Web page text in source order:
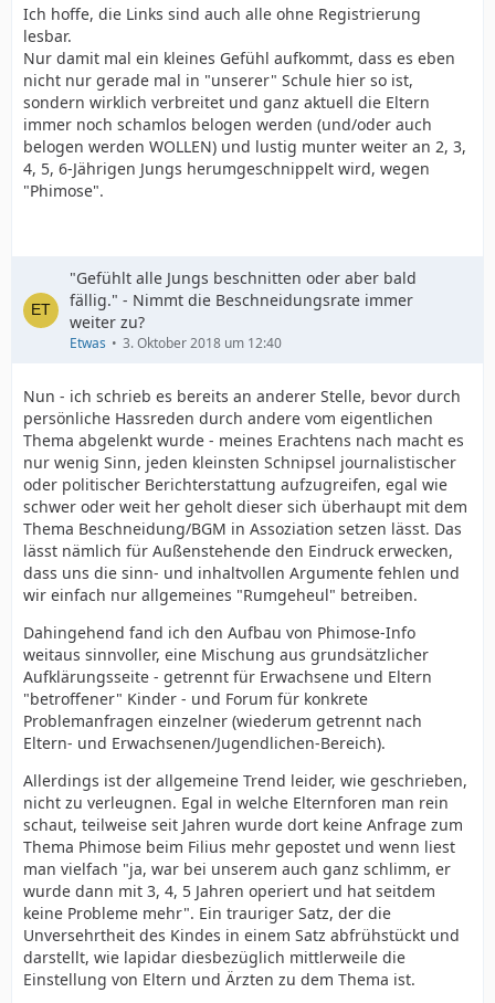
Ich hoffe, die Links sind auch alle ohne Registrierung
lesbar.
Nur damit mal ein kleines Gefühl aufkommt, dass es eben
nicht nur gerade mal in "unserer" Schule hier so ist,
sondern wirklich verbreitet und ganz aktuell die Eltern
immer noch schamlos belogen werden (und/oder auch
belogen werden WOLLEN) und lustig munter weiter an 2, 3,
4, 5, 6-Jährigen Jungs herumgeschnippelt wird, wegen
"Phimose".
"Gefühlt alle Jungs beschnitten oder aber bald
fällig." - Nimmt die Beschneidungsrate immer
weiter zu?
Etwas 3. Oktober 2018 um 12:40
Nun - ich schrieb es bereits an anderer Stelle, bevor durch
persönliche Hassreden durch andere vom eigentlichen
Thema abgelenkt wurde - meines Erachtens nach macht es
nur wenig Sinn, jeden kleinsten Schnipsel journalistischer
oder politischer Berichterstattung aufzugreifen, egal wie
schwer oder weit her geholt dieser sich überhaupt mit dem
Thema Beschneidung/BGM in Assoziation setzen lässt. Das
lässt nämlich für Außenstehende den Eindruck erwecken,
dass uns die sinn- und inhaltvollen Argumente fehlen und
wir einfach nur allgemeines "Rumgeheul" betreiben.
Dahingehend fand ich den Aufbau von Phimose-Info
weitaus sinnvoller, eine Mischung aus grundsätzlicher
Aufklärungsseite - getrennt für Erwachsene und Eltern
"betroffener" Kinder - und Forum für konkrete
Problemanfragen einzelner (wiederum getrennt nach
Eltern- und Erwachsenen/Jugendlichen-Bereich).
Allerdings ist der allgemeine Trend leider, wie geschrieben,
nicht zu verleugnen. Egal in welche Elternforen man rein
schaut, teilweise seit Jahren wurde dort keine Anfrage zum
Thema Phimose beim Filius mehr gepostet und wenn liest
man vielfach "ja, war bei unserem auch ganz schlimm, er
wurde dann mit 3, 4, 5 Jahren operiert und hat seitdem
keine Probleme mehr". Ein trauriger Satz, der die
Unversehrtheit des Kindes in einem Satz abfrühstückt und
darstellt, wie lapidar diesbezüglich mittlerweile die
Einstellung von Eltern und Ärzten zu dem Thema ist.